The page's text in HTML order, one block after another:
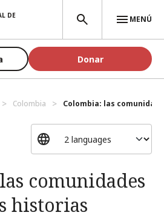
DE
MENÚ
Donar
Colombia Colombia: las
comunidades
historias